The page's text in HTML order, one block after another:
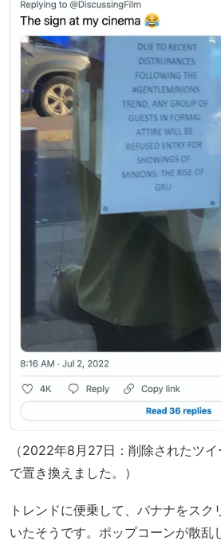
（2022年8月27日：削除されたツ
で置き換えました。）
トレンドに便乗して、バナナをスク
いたそうです。ポップコーンが散乱